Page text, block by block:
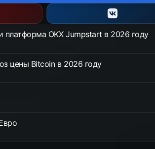
платформа OKX Jumpstart в 2026 году
цены Bitcoin в 2026 году